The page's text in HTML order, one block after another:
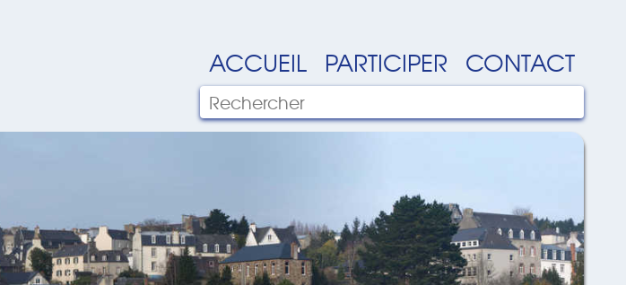
ACCUEIL PARTICIPER CONTACT